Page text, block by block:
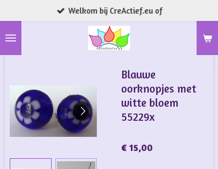
direct
naar
Welkom bij CreActief.eu of
Blauwe
oorknopjes met
witte bloem
55229x
€ 15,00